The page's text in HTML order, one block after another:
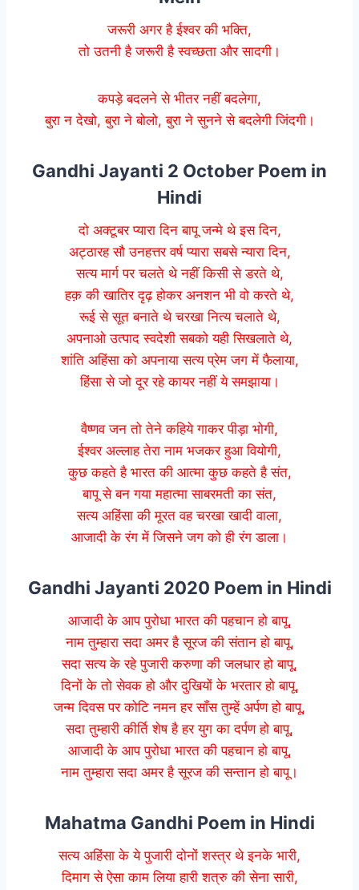
जरूरी अगर है ईश्वर की भक्ति,
तो उतनी है जरूरी है स्वच्छता और सादगी।
कपड़े बदलने से भीतर नहीं बदलेगा,
बुरा न देखो, बुरा ने बोलो, बुरा ने सुनने से बदलेगी जिंदगी।
Gandhi Jayanti 2 October Poem in
Hindi
दो अक्टूबर प्यारा दिन बापू जन्मे थे इस दिन,
अट्ठारह सौ उनहत्तर वर्ष प्यारा सबसे न्यारा दिन,
सत्य मार्ग पर चलते थे नहीं किसी से डरते थे,
हक़ की खातिर दृढ़ होकर अनशन भी वो करते थे,
रूई से सूत बनाते थे चरखा नित्य चलाते थे,
अपनाओ उत्पाद स्वदेशी सबको यही सिखलाते थे,
शांति अहिंसा को अपनाया सत्य प्रेम जग में फैलाया,
हिंसा से जो दूर रहे कायर नहीं ये समझाया।
वैष्णव जन तो तेने कहिये गाकर पीड़ा भोगी,
ईश्वर अल्लाह तेरा नाम भजकर हुआ वियोगी,
कुछ कहते है भारत की आत्मा कुछ कहते है संत,
बापू से बन गया महात्मा साबरमती का संत,
सत्य अहिंसा की मूरत वह चरखा खादी वाला,
आजादी के रंग में जिसने जग को ही रंग डाला।
Gandhi Jayanti 2020 Poem in Hindi
आजादी के आप पुरोधा भारत की पहचान हो बापू,
नाम तुम्हारा सदा अमर है सूरज की संतान हो बापू,
सदा सत्य के रहे पुजारी करुणा की जलधार हो बापू,
दिनों के तो सेवक हो और दुखियों के भरतार हो बापू,
जन्म दिवस पर कोटि नमन हर साँस तुम्हें अर्पण हो बापू,
सदा तुम्हारी कीर्ति शेष है हर युग का दर्पण हो बापू,
आजादी के आप पुरोधा भारत की पहचान हो बापू,
नाम तुम्हारा सदा अमर है सूरज की सन्तान हो बापू।
Mahatma Gandhi Poem in Hindi
सत्य अहिंसा के ये पुजारी दोनों शस्त्र थे इनके भारी,
दिमाग से ऐसा काम लिया हारी शत्रु की सेना सारी,